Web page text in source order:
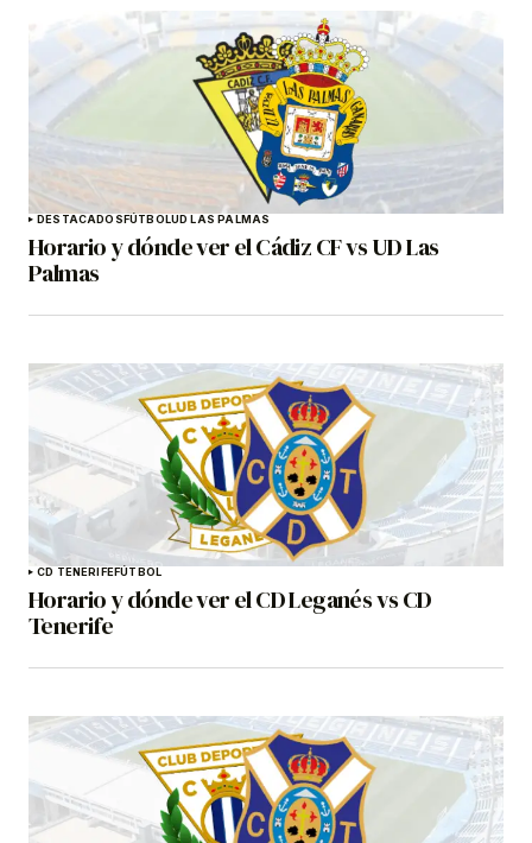
DESTACADOSFÚTBOLUD LAS PALMAS
Horario y dónde ver el Cádiz CF vs UD Las
Palmas
CD TENERIFEFÚTBOL
Horario y dónde ver el CD Leganés vs CD
Tenerife